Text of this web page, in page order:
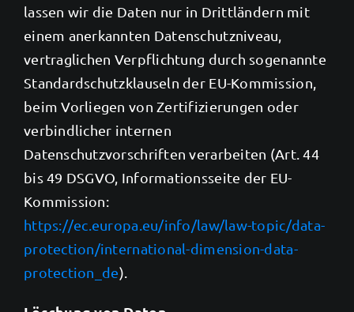
lassen wir die Daten nur in Drittländern mit
einem anerkannten Datenschutzniveau,
vertraglichen Verpflichtung durch sogenannte
Standardschutzklauseln der EU-Kommission,
beim Vorliegen von Zertifizierungen oder
verbindlicher internen
Datenschutzvorschriften verarbeiten (Art. 44
bis 49 DSGVO, Informationsseite der EU-
Kommission:
https://ec.europa.eu/info/law/law-topic/data-
protection/international-dimension-data-
protection_de).